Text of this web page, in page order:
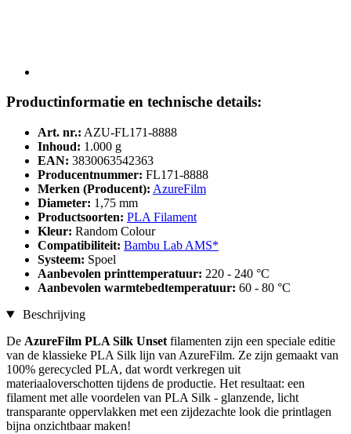
Productinformatie en technische details:
Art. nr.: AZU-FL171-8888
Inhoud: 1.000 g
EAN: 3830063542363
Producentnummer: FL171-8888
Merken (Producent): AzureFilm
Diameter: 1,75 mm
Productsoorten: PLA Filament
Kleur: Random Colour
Compatibiliteit: Bambu Lab AMS*
Systeem: Spoel
Aanbevolen printtemperatuur: 220 - 240 °C
Aanbevolen warmtebedtemperatuur: 60 - 80 °C
Beschrijving
De AzureFilm PLA Silk Unset filamenten zijn een speciale editie
van de klassieke PLA Silk lijn van AzureFilm. Ze zijn gemaakt van
100% gerecycled PLA, dat wordt verkregen uit
materiaaloverschotten tijdens de productie. Het resultaat: een
filament met alle voordelen van PLA Silk - glanzende, licht
transparante oppervlakken met een zijdezachte look die printlagen
bijna onzichtbaar maken!